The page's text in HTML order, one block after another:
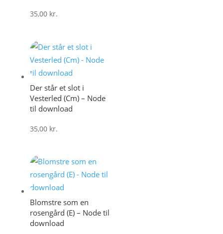
35,00 kr.
Der står et slot i
Vesterled (Cm) – Node
til download
35,00 kr.
Blomstre som en
rosengård (E) – Node til
download